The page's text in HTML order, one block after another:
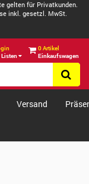
gelten für Privatkunden.
inkl. gesetzl. MwSt.
Listen
0 Artikel
Einkaufswagen
Versand